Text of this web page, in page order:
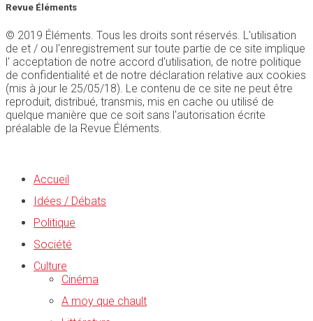
Revue Éléments
© 2019 Éléments. Tous les droits sont réservés. L'utilisation
de et / ou l'enregistrement sur toute partie de ce site implique
l' acceptation de notre accord d'utilisation, de notre politique
de confidentialité et de notre déclaration relative aux cookies
(mis à jour le 25/05/18). Le contenu de ce site ne peut être
reproduit, distribué, transmis, mis en cache ou utilisé de
quelque manière que ce soit sans l'autorisation écrite
préalable de la Revue Éléments.
Accueil
Idées / Débats
Politique
Société
Culture
Cinéma
A moy que chault